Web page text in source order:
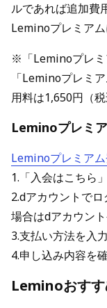
ルであれば追加費
Leminoプレミアム
※「Leminoプレミ
「Leminoプレミ
用料は1,650円（税
Leminoプレミ
Leminoプレミア
1.「入会はこちら
2.dアカウントで
場合はdアカウント
3.支払い方法を入力
4.申し込み内容を
Leminoおすす